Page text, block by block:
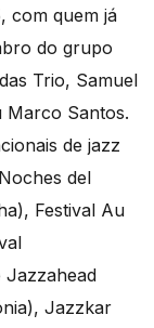
com quem já
do grupo
Trio, Samuel
Marco Santos.
de jazz
del
Festival Au
Jazzkar